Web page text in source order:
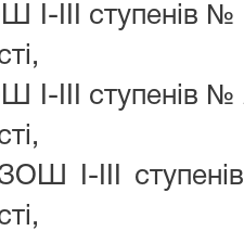
І-ІІІ ступенів №
І-ІІІ ступенів №
І-ІІІ